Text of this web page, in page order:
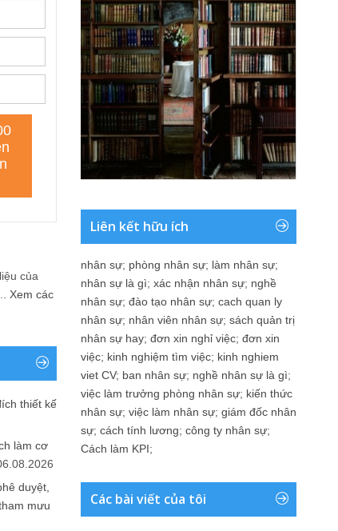
của
Xem các
thiết kế
làm cơ
duyệt,
mưu
Liên kết hữu ích
nhân sự; phòng nhân sự; làm nhân sự;
nhân sự là gì; xác nhận nhân sự; nghề
nhân sự; đào tạo nhân sự; cach quan ly
nhân sự; nhân viên nhân sự; sách quản trị
nhân sự hay; đơn xin nghỉ việc; đơn xin
việc; kinh nghiệm tìm việc; kinh nghiem
viet CV; ban nhân sự; nghề nhân sự là gì;
việc làm trưởng phòng nhân sự; kiến thức
nhân sự; việc làm nhân sự; giám đốc nhân
sự; cách tính lương; công ty nhân sự;
Cách làm KPI;
Các bài viết của tôi